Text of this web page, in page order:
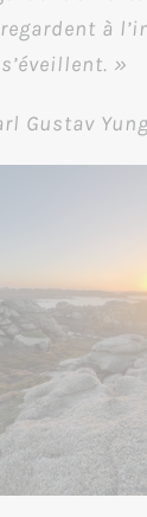
à
s’éveillent. »
Gustav